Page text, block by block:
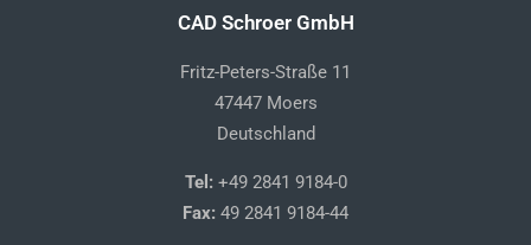
CAD Schroer GmbH
Fritz-Peters-Straße 11
47447 Moers
Deutschland
Tel: +49 2841 9184-0
Fax: 49 2841 9184-44